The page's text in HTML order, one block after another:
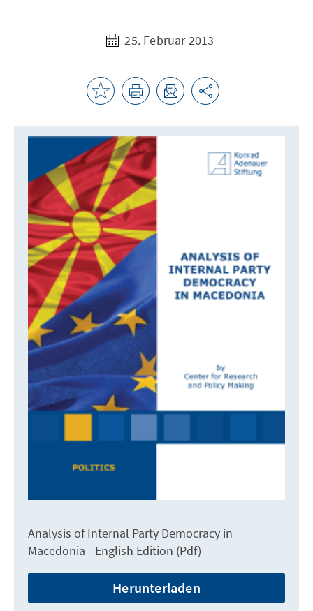
25. Februar 2013
Analysis of Internal Party Democracy in
Macedonia - English Edition (Pdf)
Herunterladen